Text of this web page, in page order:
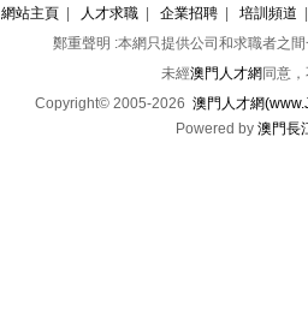
網站主頁 人才求職 企業招聘 培訓頻道
鄭重聲明 :本網只提供公司和求職者之
未經澳門人才網 同意
Copyright© 2005-2026 澳門人才網
Powered by 澳門長